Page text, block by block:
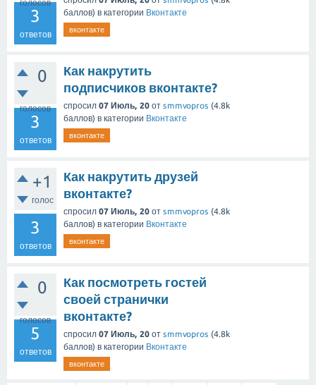
голосов
3
ответов
баллов) в категории Вконтакте
вконтакте
0
голосов
3
ответов
Как накрутить
подписчиков вконтакте?
спросил 07 Июль, 20 от smmvopros (4.8k
баллов) в категории Вконтакте
вконтакте
+1
голос
3
ответов
Как накрутить друзей
вконтакте?
спросил 07 Июль, 20 от smmvopros (4.8k
баллов) в категории Вконтакте
вконтакте
0
голосов
5
ответов
Как посмотреть гостей
своей странички
вконтакте?
спросил 07 Июль, 20 от smmvopros (4.8k
баллов) в категории Вконтакте
вконтакте